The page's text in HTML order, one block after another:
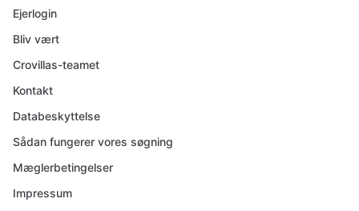
Ejerlogin
Bliv vært
Crovillas-teamet
Kontakt
Databeskyttelse
Sådan fungerer vores søgning
Mæglerbetingelser
Impressum